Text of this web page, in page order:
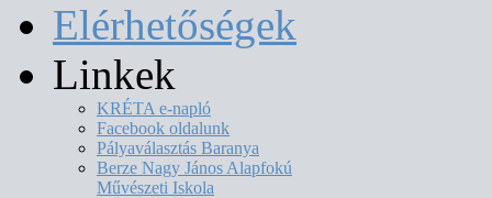
Elérhetőségek
Linkek
KRÉTA e-napló
Facebook oldalunk
Pályaválasztás Baranya
Berze Nagy János Alapfokú
Művészeti Iskola